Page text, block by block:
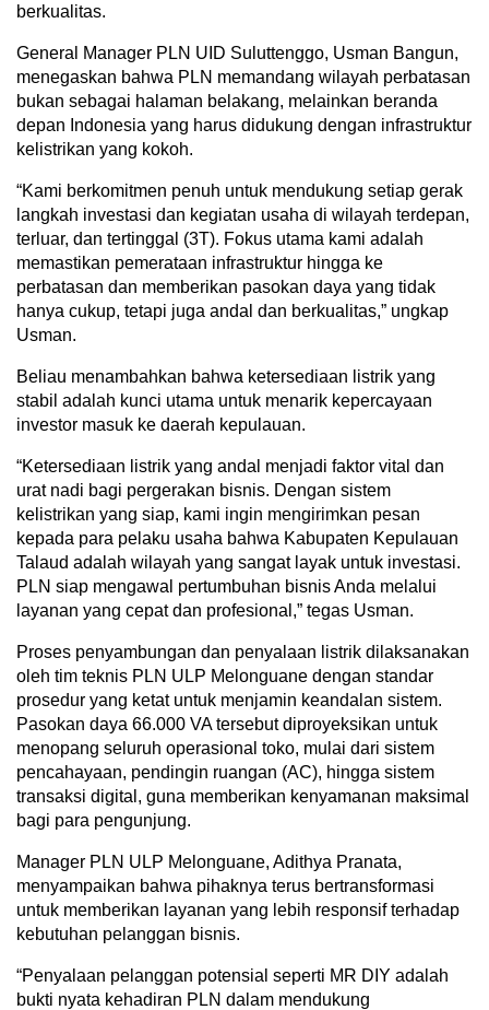
berkualitas.
General Manager PLN UID Suluttenggo, Usman Bangun,
menegaskan bahwa PLN memandang wilayah perbatasan
bukan sebagai halaman belakang, melainkan beranda
depan Indonesia yang harus didukung dengan infrastruktur
kelistrikan yang kokoh.
“Kami berkomitmen penuh untuk mendukung setiap gerak
langkah investasi dan kegiatan usaha di wilayah terdepan,
terluar, dan tertinggal (3T). Fokus utama kami adalah
memastikan pemerataan infrastruktur hingga ke
perbatasan dan memberikan pasokan daya yang tidak
hanya cukup, tetapi juga andal dan berkualitas,” ungkap
Usman.
Beliau menambahkan bahwa ketersediaan listrik yang
stabil adalah kunci utama untuk menarik kepercayaan
investor masuk ke daerah kepulauan.
“Ketersediaan listrik yang andal menjadi faktor vital dan
urat nadi bagi pergerakan bisnis. Dengan sistem
kelistrikan yang siap, kami ingin mengirimkan pesan
kepada para pelaku usaha bahwa Kabupaten Kepulauan
Talaud adalah wilayah yang sangat layak untuk investasi.
PLN siap mengawal pertumbuhan bisnis Anda melalui
layanan yang cepat dan profesional,” tegas Usman.
Proses penyambungan dan penyalaan listrik dilaksanakan
oleh tim teknis PLN ULP Melonguane dengan standar
prosedur yang ketat untuk menjamin keandalan sistem.
Pasokan daya 66.000 VA tersebut diproyeksikan untuk
menopang seluruh operasional toko, mulai dari sistem
pencahayaan, pendingin ruangan (AC), hingga sistem
transaksi digital, guna memberikan kenyamanan maksimal
bagi para pengunjung.
Manager PLN ULP Melonguane, Adithya Pranata,
menyampaikan bahwa pihaknya terus bertransformasi
untuk memberikan layanan yang lebih responsif terhadap
kebutuhan pelanggan bisnis.
“Penyalaan pelanggan potensial seperti MR DIY adalah
bukti nyata kehadiran PLN dalam mendukung